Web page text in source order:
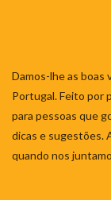
Damos-lhe as boas
Portugal. Feito por
para pessoas que
dicas e sugestões.
quando nos